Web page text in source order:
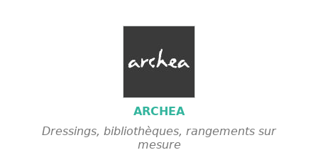
ARCHEA
Dressings, bibliothèques, rangements sur
mesure